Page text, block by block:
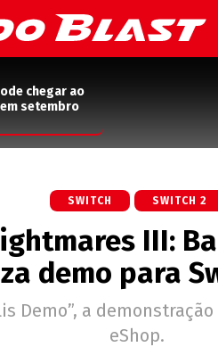
chegar ao
setembro
SWITCH SWITCH 2
III:
demo para
Demo”, a
eShop.